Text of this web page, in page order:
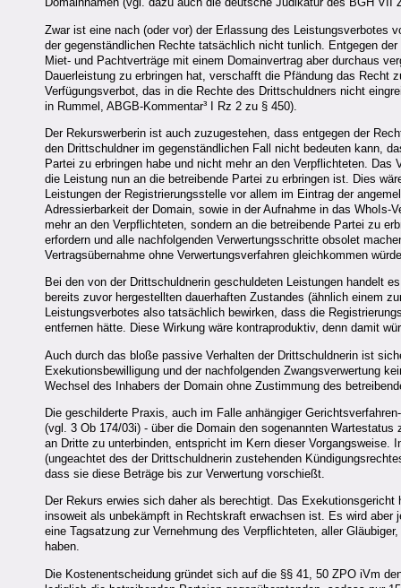
Zwar ist eine nach (oder vor) der Erlassung des Leistungsverbotes
der gegenständlichen Rechte tatsächlich nicht tunlich. Entgegen
Miet- und Pachtverträge mit einem Domainvertrag aber durchaus
Dauerleistung zu erbringen hat, verschafft die Pfändung das Recht
Verfügungsverbot, das in die Rechte des Drittschuldners nicht
in Rummel, ABGB-Kommentar³ I Rz 2 zu § 450).
Der Rekurswerberin ist auch zuzugestehen, dass entgegen der
den Drittschuldner im gegenständlichen Fall nicht bedeuten kann,
Partei zu erbringen habe und nicht mehr an den Verpflichteten.
die Leistung nun an die betreibende Partei zu erbringen ist. Dies
Leistungen der Registrierungsstelle vor allem im Eintrag der
Adressierbarkeit der Domain, sowie in der Aufnahme in das
mehr an den Verpflichteten, sondern an die betreibende Partei zu
erfordern und alle nachfolgenden Verwertungsschritte obsolet
Vertragsübernahme ohne Verwertungsverfahren gleichkommen
Bei den von der Drittschuldnerin geschuldeten Leistungen handelt
bereits zuvor hergestellten dauerhaften Zustandes (ähnlich einem
Leistungsverbotes also tatsächlich bewirken, dass die
entfernen hätte. Diese Wirkung wäre kontraproduktiv, denn damit
Auch durch das bloße passive Verhalten der Drittschuldnerin ist
Exekutionsbewilligung und der nachfolgenden Zwangsverwertung
Wechsel des Inhabers der Domain ohne Zustimmung des
Die geschilderte Praxis, auch im Falle anhängiger
(vgl. 3 Ob 174/03i) - über die Domain den sogenannten
an Dritte zu unterbinden, entspricht im Kern dieser
(ungeachtet des der Drittschuldnerin zustehenden
dass sie diese Beträge bis zur Verwertung vorschießt.
Der Rekurs erwies sich daher als berechtigt. Das
insoweit als unbekämpft in Rechtskraft erwachsen ist. Es wird
eine Tagsatzung zur Vernehmung des Verpflichteten, aller
haben.
Die Kostenentscheidung gründet sich auf die §§ 41, 50 ZPO iVm